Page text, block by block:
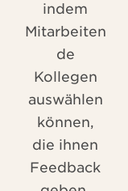
indem
Mitarbeiten
de
Kollegen
auswählen
können,
die ihnen
Feedback